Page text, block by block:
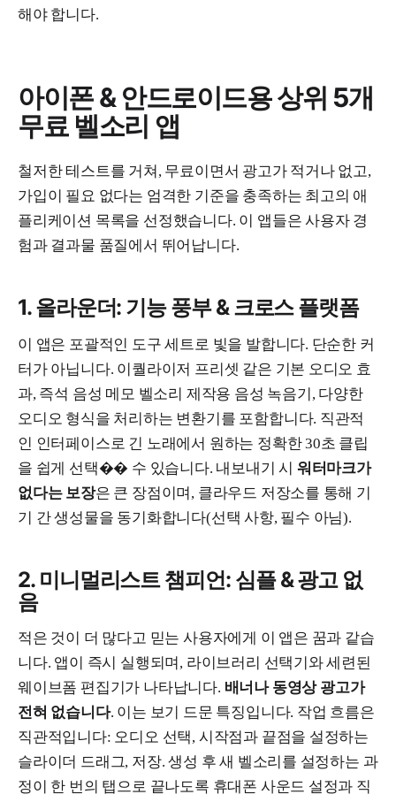
해야 합니다.
아이폰 & 안드로이드용 상위 5개
무료 벨소리 앱
철저한 테스트를 거쳐, 무료이면서 광고가 적거나 없고,
가입이 필요 없다는 엄격한 기준을 충족하는 최고의 애
플리케이션 목록을 선정했습니다. 이 앱들은 사용자 경
험과 결과물 품질에서 뛰어납니다.
1. 올라운더: 기능 풍부 & 크로스 플랫폼
이 앱은 포괄적인 도구 세트로 빛을 발합니다. 단순한 커
터가 아닙니다. 이퀄라이저 프리셋 같은 기본 오디오 효
과, 즉석 음성 메모 벨소리 제작용 음성 녹음기, 다양한
오디오 형식을 처리하는 변환기를 포함합니다. 직관적
인 인터페이스로 긴 노래에서 원하는 정확한 30초 클립
을 쉽게 선택�� 수 있습니다. 내보내기 시 워터마크가
없다는 보장은 큰 장점이며, 클라우드 저장소를 통해 기
기 간 생성물을 동기화합니다(선택 사항, 필수 아님).
2. 미니멀리스트 챔피언: 심플 & 광고 없
음
적은 것이 더 많다고 믿는 사용자에게 이 앱은 꿈과 같습
니다. 앱이 즉시 실행되며, 라이브러리 선택기와 세련된
웨이브폼 편집기가 나타납니다. 배너나 동영상 광고가
전혀 없습니다. 이는 보기 드문 특징입니다. 작업 흐름은
직관적입니다: 오디오 선택, 시작점과 끝점을 설정하는
슬라이더 드래그, 저장. 생성 후 새 벨소리를 설정하는 과
정이 한 번의 탭으로 끝나도록 휴대폰 사운드 설정과 직